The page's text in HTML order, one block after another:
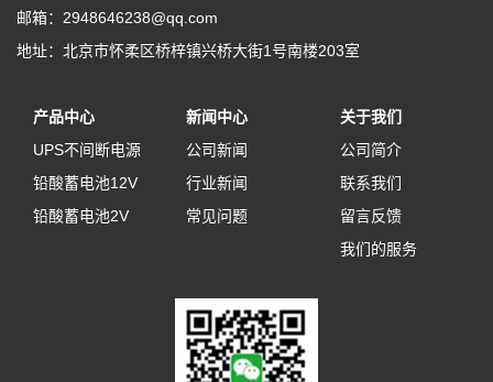
邮箱：2948646238@qq.com
地址：北京市怀柔区桥梓镇兴桥大街1号南楼203室
产品中心
UPS不间断电源
铅酸蓄电池12V
铅酸蓄电池2V
新闻中心
公司新闻
行业新闻
常见问题
关于我们
公司简介
联系我们
留言反馈
我们的服务